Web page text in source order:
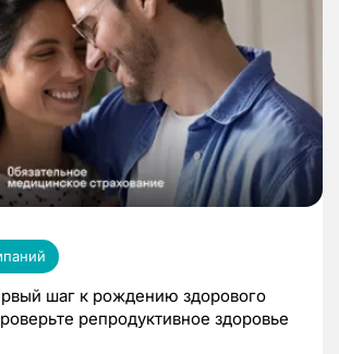
шаг к рождению здорового
репродуктивное здоровье